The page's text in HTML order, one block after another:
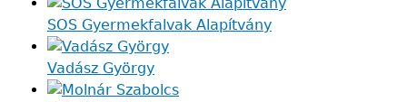
SOS Gyermekfalvak Alapítvány
Vadász György